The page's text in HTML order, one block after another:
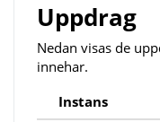
Uppdrag
Nedan visas de
innehar.
Instans